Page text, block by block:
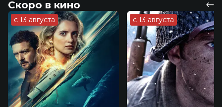
Скоро в кино
с 13 августа с 13 августа